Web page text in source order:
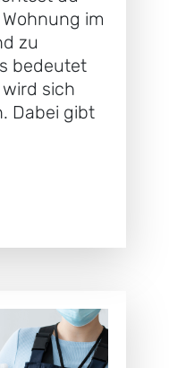
im
zu
bedeutet
sich
Dabei gibt